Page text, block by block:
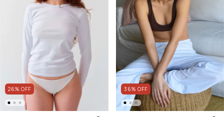
26% OFF 36% OFF